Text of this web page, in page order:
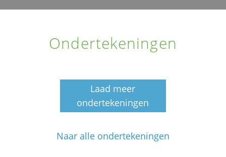
Ondertekeningen
Laad meer
ondertekeningen
Naar alle ondertekeningen